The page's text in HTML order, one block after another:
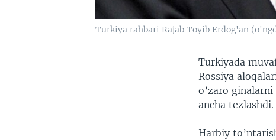
Turkiya rahbari Rajab Toyib Erdog'an
Turkiyada
Rossiya
o’zaro
ancha tezlashdi.
Harbiy